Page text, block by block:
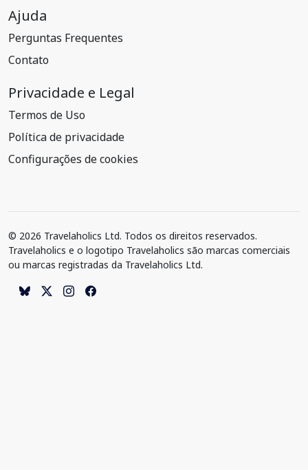
Ajuda
Perguntas Frequentes
Contato
Privacidade e Legal
Termos de Uso
Política de privacidade
Configurações de cookies
© 2026 Travelaholics Ltd. Todos os direitos reservados.
Travelaholics e o logotipo Travelaholics são marcas comerciais
ou marcas registradas da Travelaholics Ltd.